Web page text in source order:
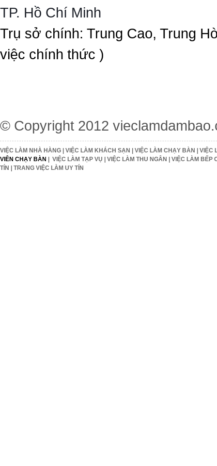
TP. Hồ Chí Minh
Trụ sở chính: Trung Cao, Trung
việc chính thức )
© Copyright 2012
VIỆC LÀM NHÀ HÀNG | VIỆC LÀM KHÁCH SẠN | VIỆC LÀM CHẠY BÀN | VIỆC
VIÊN CHẠY BÀN | VIỆC LÀM TẠP VỤ | VIỆC LÀM THU NGÂN | VIỆC LÀM BẾP
TÍN | TRANG VIỆC LÀM UY TÍN